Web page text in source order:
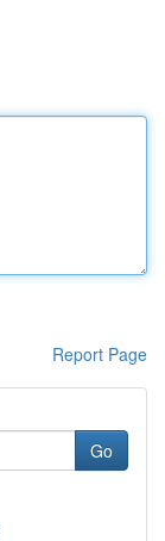
Report Page
Go